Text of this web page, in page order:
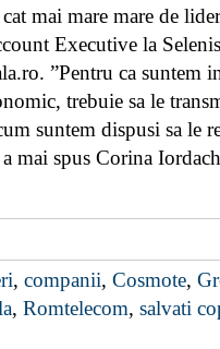
mai mare mare de
Executive la
”Pentru ca suntem
trebuie sa le
suntem dispusi sa le
mai spus Corina
, companii, Cosmote,
, Romtelecom, salvati